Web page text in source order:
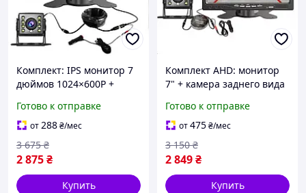
Комплект: IPS монитор 7
дюймов 1024×600Р +
ночным режимом
Готово к отправке
от288₴/мес
2 875₴
3 675 ₴
Купить
Комплект AHD: монитор
7" + камера заднего вида
Готово к отправке
от475₴/мес
2 849₴
3 150 ₴
Купить